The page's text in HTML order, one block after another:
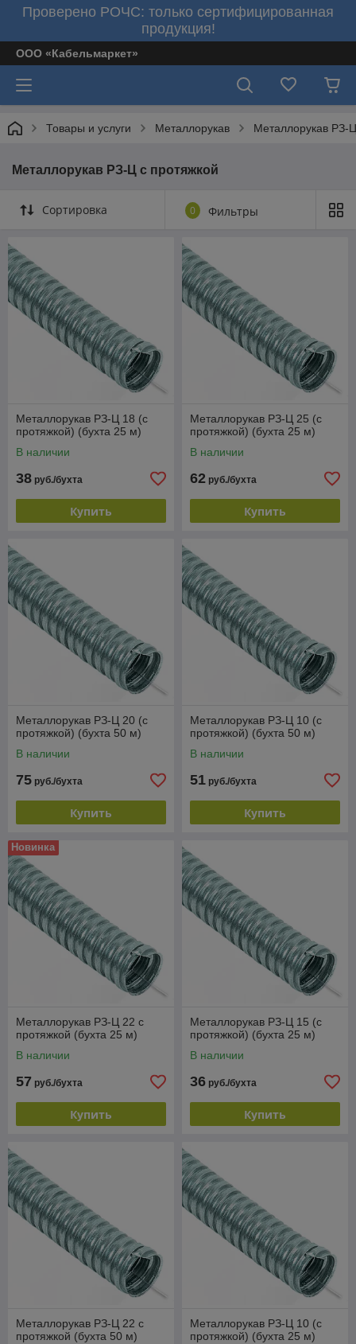
Проверено РОЧС: только сертифицированная
продукция!
ООО «Кабельмаркет»
Товары и услуги Металлорукав Металлорукав РЗ-
Металлорукав РЗ-Ц с протяжкой
Сортировка 0 Фильтры
Металлорукав РЗ-Ц 18 (с
протяжкой) (бухта 25 м)
В наличии
38 руб./бухта
Купить
Металлорукав РЗ-Ц 25 (с
протяжкой) (бухта 25 м)
В наличии
62 руб./бухта
Купить
Металлорукав РЗ-Ц 20 (с
протяжкой) (бухта 50 м)
В наличии
75 руб./бухта
Купить
Металлорукав РЗ-Ц 10 (с
протяжкой) (бухта 50 м)
В наличии
51 руб./бухта
Купить
Новинка
Металлорукав РЗ-Ц 22 с
протяжкой (бухта 25 м)
В наличии
57 руб./бухта
Купить
Металлорукав РЗ-Ц 15 (с
протяжкой) (бухта 25 м)
В наличии
36 руб./бухта
Купить
Металлорукав РЗ-Ц 22 с
протяжкой (бухта 50 м)
Металлорукав РЗ-Ц 10 (с
протяжкой) (бухта 25 м)